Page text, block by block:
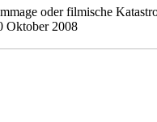
oder filmische
Oktober 2008